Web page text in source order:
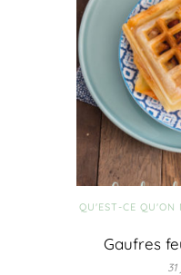
QU'EST-CE QU'ON
Gaufres